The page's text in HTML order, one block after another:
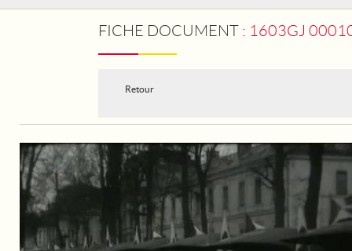
FICHE DOCUMENT : 1603GJ 00010 -
Retour